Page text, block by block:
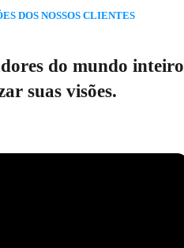
do mundo inteiro
suas visões.
DOS NOSSOS CLIENTES